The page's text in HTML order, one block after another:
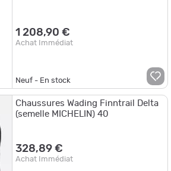
1 208,90 €
Achat Immédiat
Neuf - En stock
Chaussures Wading Finntrail Delta
(semelle MICHELIN) 40
328,89 €
Achat Immédiat